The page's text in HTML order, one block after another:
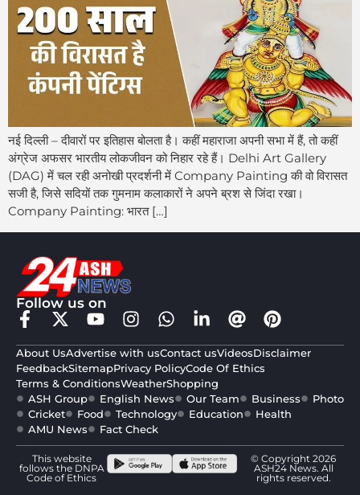
नई दिल्ली – दीवारों पर इतिहास बोलता है। कहीं महाराजा अपनी सभा में हैं, तो कहीं
अंग्रेज अफसर भारतीय लोकजीवन को निहार रहे हैं। Delhi Art Gallery
(DAG) में चल रही अनोखी प्रदर्शनी में Company Painting की वो विरासत
सजी है, जिसे सदियों तक गुमनाम कलाकारों ने अपने ब्रश से जिंदा रखा।
Company Painting: भारत […]
Follow us on
About UsAdvertise with usContact usVideosDisclaimer
FeedbackSitemapPrivacy PolicyCode Of Ethics
Terms & ConditionsWeatherShopping
ASH Group
English News Our Team Business
Photo
Cricket
Food Technology Education
Health
AMU News
Fact Check
This website
follows the DNPA
Code of Ethics
© Copyright 2026
ASH24 News. All
rights reserved.